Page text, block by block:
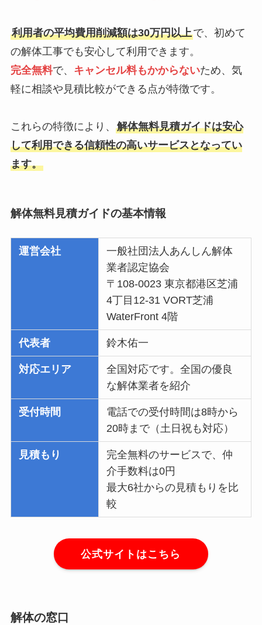
利用者の平均費用削減額は30万円以上で、初めて
の解体工事でも安心して利用できます。
完全無料で、 キャンセル料もかからないため、気
軽に相談や見積比較ができる点が特徴です。
これらの特徴により、 解体無料見積ガイドは安心
して利用できる信頼性の高いサービスとなってい
ます。
解体無料見積ガイドの基本情報
運営会社
一般社団法人あんしん解体
業者認定協会
〒108-0023 東京都港区芝浦
4丁目12-31 VORT芝浦
WaterFront 4階
代表者 鈴木佑一
対応エリア
全国対応です。全国の優良
な解体業者を紹介
受付時間
電話での受付時間は8時から
20時まで（土日祝も対応）
見積もり
完全無料のサービスで、仲
介手数料は0円
最大6社からの見積もりを比
較
公式サイトはこちら
解体の窓口